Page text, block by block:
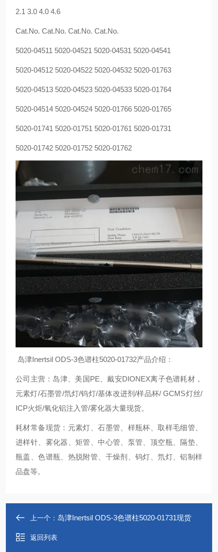
2.1 3.0 4.0 4.6
Cat.No. Cat.No. Cat.No. Cat.No.
5020-04511 5020-04521 5020-04531 5020-04541
5020-04512 5020-04522 5020-04532 5020-01763
5020-04513 5020-04523 5020-04533 5020-01764
5020-04514 5020-04524 5020-01766 5020-01765
5020-01741 5020-01751 5020-01761 5020-01731
5020-01742 5020-01752 5020-01762
岛津Inertsil ODS-3色谱柱5020-01732产品介绍：
公司主营：岛津、美国PE、戴安DIONEX离子色谱耗材，
元素灯/石墨管/氘灯/钨灯/基体改进剂/样品杯/ GCMS灯丝/
ICP火炬/氧化铝注入管/雾化器大量现货。
耗材常备现货：元素灯、石墨管、样瓶杯、取样毛细管、
进样针、雾化器、矩管、中心管、泵管、顶空瓶、隔垫、
瓶盖、色谱瓶、热脱附管、干燥剂、钨灯、氘灯、铝制样
品盘等。
上一个： 岛津Inertsil ODS-3色谱柱5020-01731现货
返回列表